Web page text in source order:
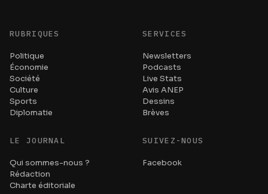
RUBRIQUES
Politique
Économie
Société
Culture
Sports
Diplomatie
SERVICES
Newsletters
Podcasts
Live Stats
Avis ANEP
Dessins
Brèves
LE JOURNAL
Qui sommes-nous ?
Rédaction
Charte éditoriale
SUIVEZ-NOUS
Facebook